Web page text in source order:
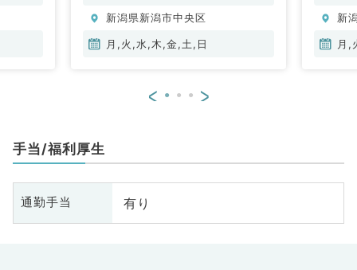
科、内
診療
間ドッ
脳神経外科、呼吸器外科、心臓血
管外科、小児外科、皮膚科、泌尿
放射線科、リハビリテーション
化器外科、乳腺外科、総合診療
科、美容皮膚科、健診・人間ドッ
新潟県新潟市中央区
月,火,水,木,金,土,日
脳
管
科
新
月,
< >
手当/福利厚生
通勤手当 有り